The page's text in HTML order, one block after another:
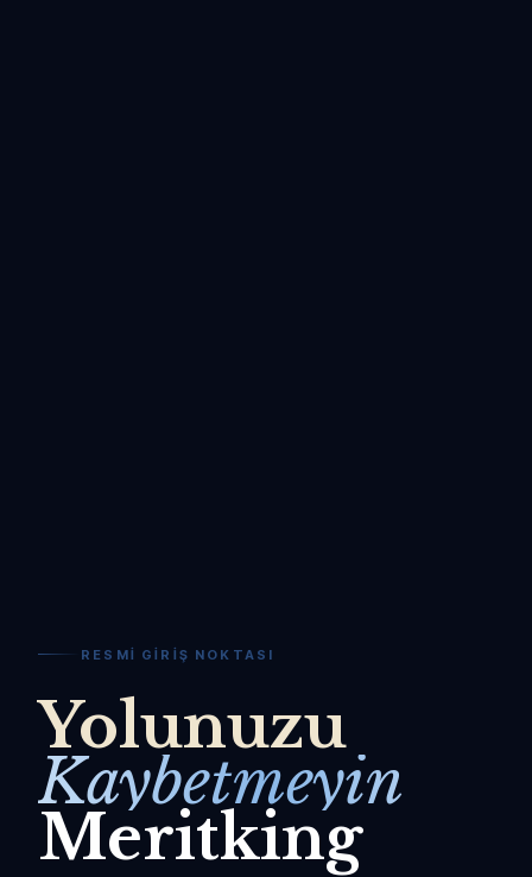
RESMI GIRIŞ NOKTASI
Yolunuzu
Kaybetmeyin
Meritking